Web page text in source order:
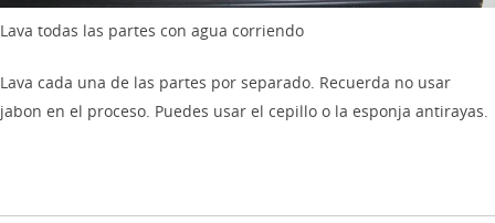
Lava todas las partes con agua corriendo
Lava cada una de las partes por separado. Recuerda no usar
jabon en el proceso. Puedes usar el cepillo o la esponja antirayas.